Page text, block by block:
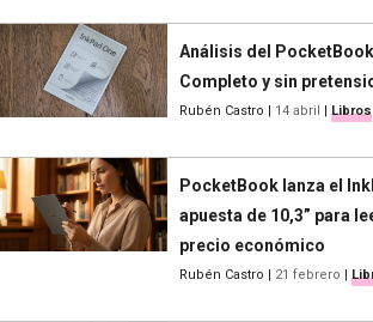
Análisis del
Completo y sin
Rubén Castro | 14 abril | Libros
PocketBook lanza el
apuesta de 10,3” para
precio económico
Rubén Castro | 21 febrero |